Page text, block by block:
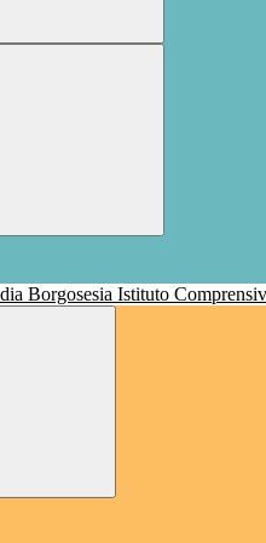
Istituto